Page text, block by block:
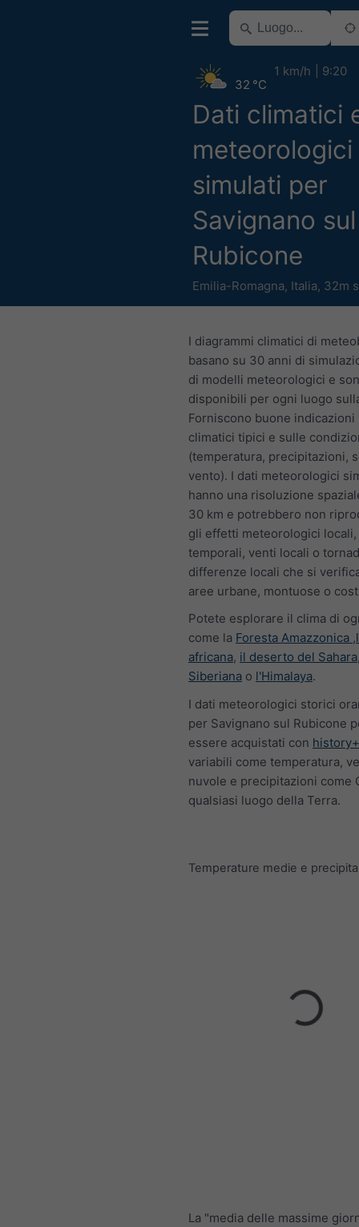
Dati climatici
simulati per
Savignano sul
Rubicone
Emilia-Romagna, Italia, 32m
32 °C
1 km/h 9:20
I diagrammi climatici di
basano su 30 anni di
di modelli meteorologici e
disponibili per ogni luogo
Forniscono buone
climatici tipici e sulle
(temperatura, precipitazioni,
vento). I dati meteorologici
hanno una risoluzione
30 km e potrebbero non
gli effetti meteorologici locali,
temporali, venti locali o
differenze locali che si
aree urbane, montuose o
Potete esplorare il clima di
come la Foresta Amazzonica ,
africana, il deserto del Sahara
Siberiana o l'Himalaya.
I dati meteorologici storici
per Savignano sul Rubicone
essere acquistati con history+
variabili come temperatura,
nuvole e precipitazioni come
qualsiasi luogo della Terra.
Temperature medie e
La "media delle massime